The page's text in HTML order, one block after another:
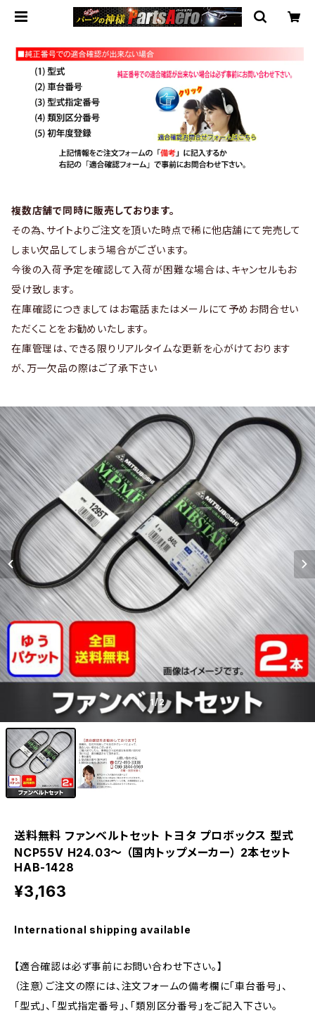
複数店舗で同時に販売しております。
その為、サイトよりご注文を頂いた時点で稀に他店舗にて完売して
しまい欠品してしまう場合がございます。
今後の入荷予定を確認して入荷が困難な場合は、キャンセルもお
受け致します。
在庫確認につきましてはお電話またはメールにて予めお問合せい
ただくことをお勧めいたします。
在庫管理は、できる限りリアルタイムな更新を心がけております
が、万一欠品の際はご了承下さい
1/2
送料無料 ファンベルトセット トヨタ プロボックス 型式
NCP55V H24.03～ （国内トップメーカー） 2本セット
HAB-1428
¥3,163
International shipping available
【適合確認は必ず事前にお問い合わせ下さい。】
（注意）ご注文の際には、注文フォームの備考欄に「車台番号」、
「型式」、「型式指定番号」、「類別区分番号」をご記入下さい。